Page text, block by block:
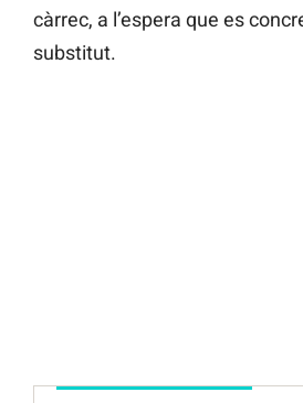
càrrec, a l’espera que es
substitut.